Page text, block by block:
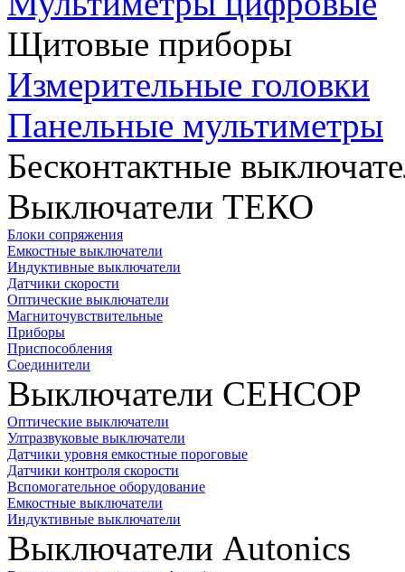
Щитовые приборы
Измерительные головки
Панельные мультиметры
Бесконтактные
Выключатели ТЕКО
Блоки сопряжения
Емкостные выключатели
Индуктивные выключатели
Датчики скорости
Оптические выключатели
Магниточувствительные
Приборы
Приспособления
Соединители
Выключатели СЕНСОР
Оптические выключатели
Ултразвуковые выключатели
Датчики уровня емкостные пороговые
Датчики контроля скорости
Вспомогательное оборудование
Емкостные выключатели
Индуктивные выключатели
Выключатели Autonics